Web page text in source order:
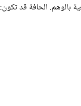
بالوهم. الحافة قد تكون: